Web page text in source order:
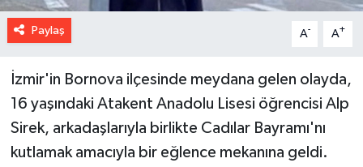
Paylaş A- A+
İzmir'in Bornova ilçesinde meydana gelen olayda,
16 yaşındaki Atakent Anadolu Lisesi öğrencisi Alp
Sirek, arkadaşlarıyla birlikte Cadılar Bayramı'nı
kutlamak amacıyla bir eğlence mekanına geldi.